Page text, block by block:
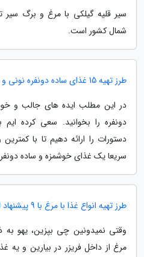
سیر قلیه گیلکی با مرغ و برگ سیر
شمال کشور است.
طرز تهیه 15 غذای ساده دونفره نونی و برنجی سریع و خوشمزه
در این مطلب ایده های جالب و
دونفره را بخوانید. سعی کرده ایم
دستورات را ارائه دهیم تا با
سریعا یک غذای خوشمزه و ساده دونفره
طرز تهیه انواع غذا با مرغ با 9 پیشنهاد لذیذ و غیرتکراری
وقتی نمیدونین چی بپزین، یهو به
مرغ از داخل فریزر در بیارین و یه